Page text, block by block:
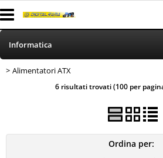
Categoria: Informatica
HOME
Informatica
Stampa
Alimentatori ATX
6 risultati trovati (100 per
Ordina per: